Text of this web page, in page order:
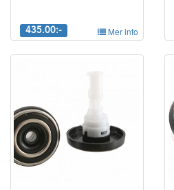
435.00:- Mer info